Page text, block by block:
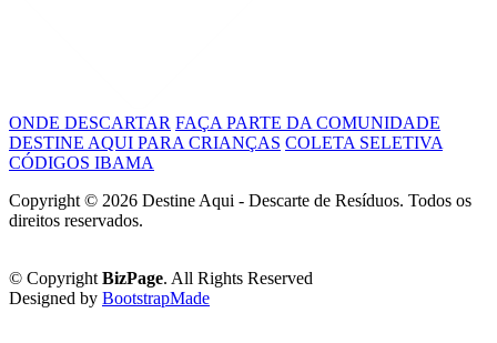
ONDE DESCARTAR FAÇA PARTE DA COMUNIDADE
DESTINE AQUI PARA CRIANÇAS COLETA SELETIVA
CÓDIGOS IBAMA
Copyright © 2026 Destine Aqui - Descarte de Resíduos. Todos os
direitos reservados.
© Copyright BizPage. All Rights Reserved
Designed by BootstrapMade